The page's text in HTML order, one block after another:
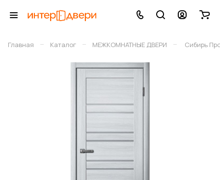
Главная – Каталог – МЕЖКОМНАТНЫЕ ДВЕРИ – Сибирь